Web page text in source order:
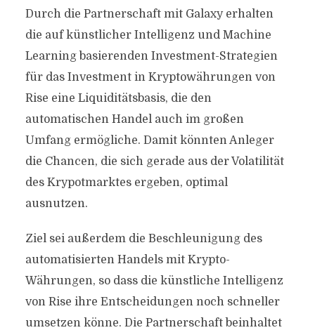
Durch die Partnerschaft mit Galaxy erhalten
die auf künstlicher Intelligenz und Machine
Learning basierenden Investment-Strategien
für das Investment in Kryptowährungen von
Rise eine Liquiditätsbasis, die den
automatischen Handel auch im großen
Umfang ermögliche. Damit könnten Anleger
die Chancen, die sich gerade aus der Volatilität
des Krypotmarktes ergeben, optimal
ausnutzen.
Ziel sei außerdem die Beschleunigung des
automatisierten Handels mit Krypto-
Währungen, so dass die künstliche Intelligenz
von Rise ihre Entscheidungen noch schneller
umsetzen könne. Die Partnerschaft beinhaltet